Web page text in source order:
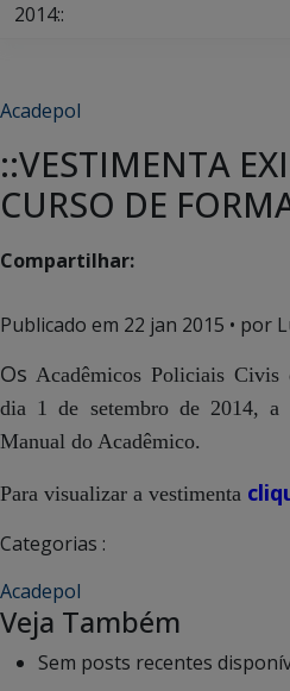
2014::
Acadepol
::VESTIMENTA
CURSO DE
Compartilhar:
Publicado em 22 jan 2015 • por
Os Acadêmicos Policiais
dia 1 de setembro de 2014, a
Manual do Acadêmico.
Para visualizar a vestimenta
Categorias :
Acadepol
Veja Também
Sem posts recentes